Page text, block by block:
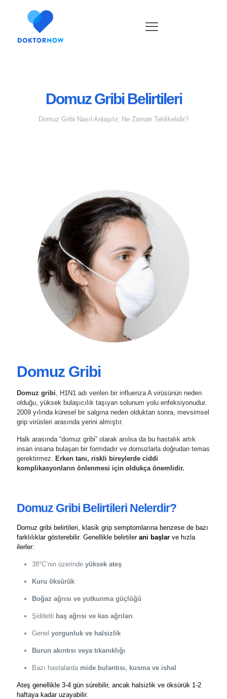
Domuz Gribi Belirtileri
Domuz Gribi Nasıl Anlaşılır, Ne Zaman Tehlikelidir?
Domuz Gribi
Domuz gribi , H1N1 adı verilen bir influenza A virüsünün neden
olduğu, yüksek bulaşıcılık taşıyan solunum yolu enfeksiyonudur.
2009 yılında küresel bir salgına neden olduktan sonra, mevsimsel
grip virüsleri arasında yerini almıştır.
Halk arasında “domuz gribi” olarak anılsa da bu hastalık artık
insan insana bulaşan bir formdadır ve domuzlarla doğrudan temas
gerektirmez. Erken tanı, riskli bireylerde ciddi
komplikasyonların önlenmesi için oldukça önemlidir.
Domuz Gribi Belirtileri Nelerdir?
Domuz gribi belirtileri, klasik grip semptomlarına benzese de bazı
farklılıklar gösterebilir. Genellikle belirtiler ani başlar ve hızla
ilerler:
38°C’nin üzerinde yüksek ateş
Kuru öksürük
Boğaz ağrısı ve yutkunma güçlüğü
Şiddetli baş ağrısı ve kas ağrıları
Genel yorgunluk ve halsizlik
Burun akıntısı veya tıkanıklığı
Bazı hastalarda mide bulantısı, kusma ve ishal
Ateş genellikle 3-4 gün sürebilir, ancak halsizlik ve öksürük 1-2
haftaya kadar uzayabilir.